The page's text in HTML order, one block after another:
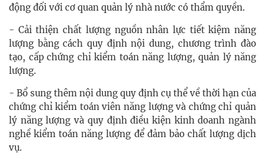
động đối với cơ quan quản lý nhà nước có thẩm quyền.
- Cải thiện chất lượng nguồn nhân lực tiết kiệm năng
lượng bằng cách quy định nội dung, chương trình đào
tạo, cấp chứng chỉ kiểm toán năng lượng, quản lý năng
lượng.
- Bổ sung thêm nội dung quy định cụ thể về thời hạn của
chứng chỉ kiểm toán viên năng lượng và chứng chỉ quản
lý năng lượng và quy định điều kiện kinh doanh ngành
nghề kiểm toán năng lượng để đảm bảo chất lượng dịch
vụ.